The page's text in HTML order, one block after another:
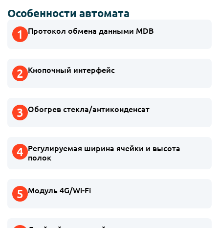
Особенности автомата
Протокол обмена данными MDB
Кнопочный интерфейс
Обогрев стекла/антиконденсат
Регулируемая ширина ячейки и высота
полок
Модуль 4G/Wi-Fi